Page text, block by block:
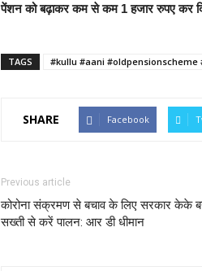
पेंशन को बढ़ाकर कम से कम 1 हजार रुपए कर
TAGS #kullu #aani
SHARE Facebook
Previous article
कोरोना संक्रमण से बचाव के लिए सरकार केके
सख्ती से करें पालन: आर डी धीमान